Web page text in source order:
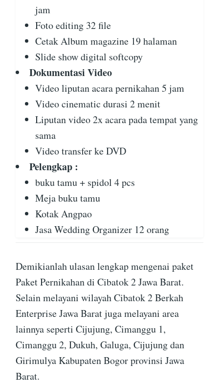
jam
Foto editing 32 file
Cetak Album magazine 19 halaman
Slide show digital softcopy
Dokumentasi Video
Video liputan acara pernikahan 5 jam
Video cinematic durasi 2 menit
Liputan video 2x acara pada tempat yang
sama
Video transfer ke DVD
Pelengkap :
buku tamu + spidol 4 pcs
Meja buku tamu
Kotak Angpao
Jasa Wedding Organizer 12 orang
Demikianlah ulasan lengkap mengenai paket
Paket Pernikahan di Cibatok 2 Jawa Barat.
Selain melayani wilayah Cibatok 2 Berkah
Enterprise Jawa Barat juga melayani area
lainnya seperti Cijujung, Cimanggu 1,
Cimanggu 2, Dukuh, Galuga, Cijujung dan
Girimulya Kabupaten Bogor provinsi Jawa
Barat.